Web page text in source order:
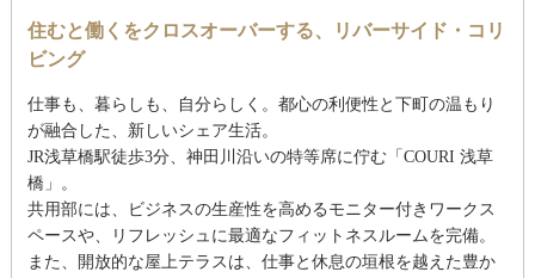
住むと働くをクロスオーバーする、リバーサイド・コリ
ビング
仕事も、暮らしも、自分らしく。都心の利便性と下町の温もり
が融合した、新しいシェア生活。
JR浅草橋駅徒歩3分、神田川沿いの特等席に佇む「COURI 浅草
橋」。
共用部には、ビジネスの生産性を高めるモニター付きワークス
ペースや、リフレッシュに最適なフィットネスルームを完備。
また、開放的な屋上テラスは、仕事と休息の垣根を越えた豊か